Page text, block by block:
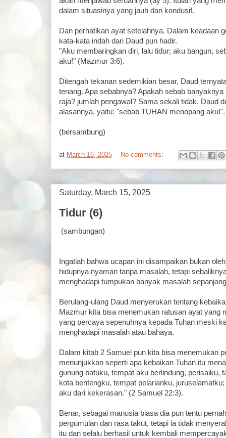
dalam situasinya yang jauh dari kondusif.
Dan perhatikan ayat setelahnya. Dalam keadaan
kata-kata indah dari Daud pun hadir.
"Aku membaringkan diri, lalu tidur; aku bangun,
aku!" (Mazmur 3:6).
Ditengah tekanan sedemikian besar, Daud
tenang. Apa sebabnya? Apakah sebab
raja? jumlah pengawal? Sama sekali tidak. Daud
alasannya, yaitu: "sebab TUHAN menopang aku!".
(bersambung)
at March 16, 2025 No comments:
Saturday, March 15, 2025
Tidur (6)
(sambungan)
Ingatlah bahwa ucapan ini disampaikan bukan
hidupnya nyaman tanpa masalah, tetapi
menghadapi tumpukan banyak masalah
Berulang-ulang Daud menyerukan tentang
Mazmur kita bisa menemukan ratusan ayat yang
yang percaya sepenuhnya kepada Tuhan meski
menghadapi masalah atau bahaya.
Dalam kitab 2 Samuel pun kita bisa menemukan
menunjukkan seperti apa kebaikan Tuhan itu
gunung batuku, tempat aku berlindung, perisaiku,
kota bentengku, tempat pelarianku,
aku dari kekerasan." (2 Samuel 22:3).
Benar, sebagai manusia biasa dia pun tentu
pergumulan dan rasa takut, tetapi ia tidak
itu dan selalu berhasil untuk kembali